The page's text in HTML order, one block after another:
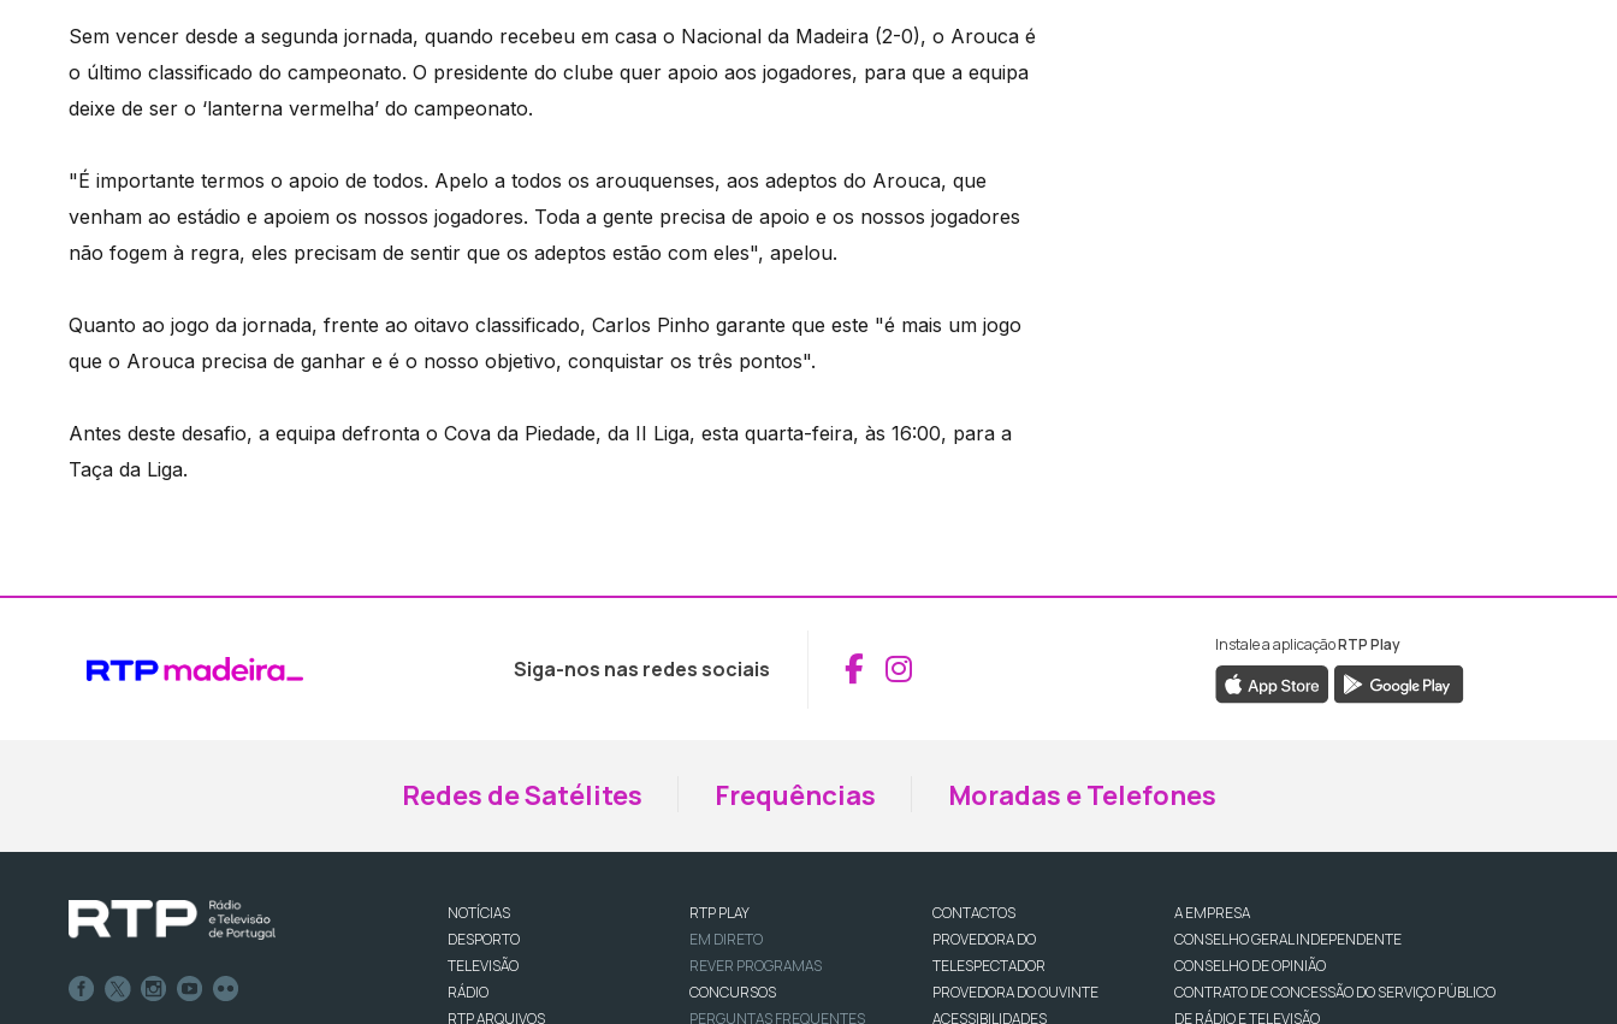
Sem vencer desde a segunda jornada, quando recebeu em casa o Nacional da Madeira (2-0), o Arouca é
o último classificado do campeonato. O presidente do clube quer apoio aos jogadores, para que a equipa
deixe de ser o ‘lanterna vermelha’ do campeonato.
"É importante termos o apoio de todos. Apelo a todos os arouquenses, aos adeptos do Arouca, que
venham ao estádio e apoiem os nossos jogadores. Toda a gente precisa de apoio e os nossos jogadores
não fogem à regra, eles precisam de sentir que os adeptos estão com eles", apelou.
Quanto ao jogo da jornada, frente ao oitavo classificado, Carlos Pinho garante que este "é mais um jogo
que o Arouca precisa de ganhar e é o nosso objetivo, conquistar os três pontos".
Antes deste desafio, a equipa defronta o Cova da Piedade, da II Liga, esta quarta-feira, às 16:00, para a
Taça da Liga.
Siga-nos nas redes sociais Aceder ao Facebook da RTP Madeira
Aceder ao Instagram da RTP Madeira
Instale a aplicaçãoRTP Play
Redes de Satélites Frequências Moradas e Telefones
NOTÍCIAS
DESPORTO
TELEVISÃO
RÁDIO
RTP ARQUIVOS
RTP PLAY
EM DIRETO
REVER PROGRAMAS
CONCURSOS
PERGUNTAS FREQUENTES
CONTACTOS
PROVEDORA DO
TELESPECTADOR
PROVEDORA DO OUVINTE
ACESSIBILIDADES
A EMPRESA
CONSELHO GERAL INDEPENDENTE
CONSELHO DE OPINIÃO
CONTRATO DE CONCESSÃO DO SERVIÇO PÚBLICO
DE RÁDIO E TELEVISÃO